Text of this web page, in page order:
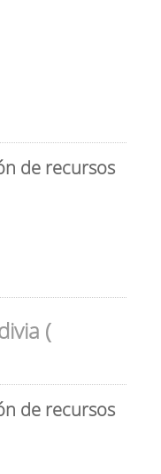
de recursos
(
de recursos